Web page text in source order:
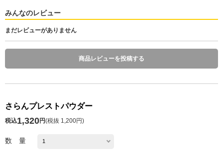
みんなのレビュー
まだレビューがありません
商品レビューを投稿する
さらんプレストパウダー
税込1,320円(税抜 1,200円)
数 量